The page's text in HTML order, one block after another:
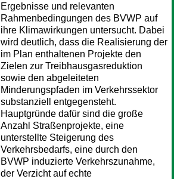
Ergebnisse und relevanten
Rahmenbedingungen des BVWP auf
ihre Klimawirkungen untersucht. Dabei
wird deutlich, dass die Realisierung der
im Plan enthaltenen Projekte den
Zielen zur Treibhausgasreduktion
sowie den abgeleiteten
Minderungspfaden im Verkehrssektor
substanziell entgegensteht.
Hauptgründe dafür sind die große
Anzahl Straßenprojekte, eine
unterstellte Steigerung des
Verkehrsbedarfs, eine durch den
BVWP induzierte Verkehrszunahme,
der Verzicht auf echte